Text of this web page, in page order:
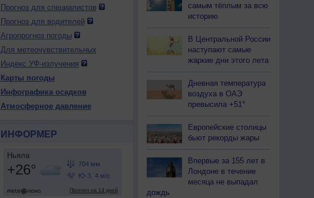
Прогноз для специалистов
Прогноз для водителей
Агропрогноз погоды
Для метеочувствительных
Индекс УФ-излучения
Карты погоды
Инфографика осадков
Атмосферное давление
ИНФОРМЕР
самым тёплым за всю
историю
В Центральной России
наступают самые
жаркие дни этого лета
Дневная температура
воздуха в ОАЭ
превысила +51°
Европейские столицы
бьют рекорды жары
Впервые за 155 лет в
Лондоне в течение
месяца не выпадал
дождь